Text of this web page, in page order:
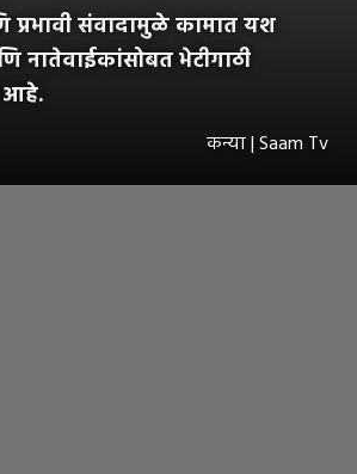
प्रभावी संवादामुळे कामात यश
नातेवाईकांसोबत भेटीगाठी
आहे.
कन्या | Saam Tv